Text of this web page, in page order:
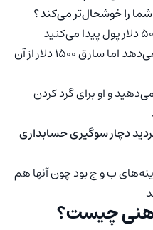
را خوشحال‌تر می‌کند؟
ب. یک نفر ۲۰۰۰ دلار به شما هدیه می‌دهد اما سارق ۱۵۰۰ دلار از آن
قرض می‌دهید و او برای گرد کردن
دچار سوگیری حسابداری
ب و ج بود چون آنها هم
چیست؟